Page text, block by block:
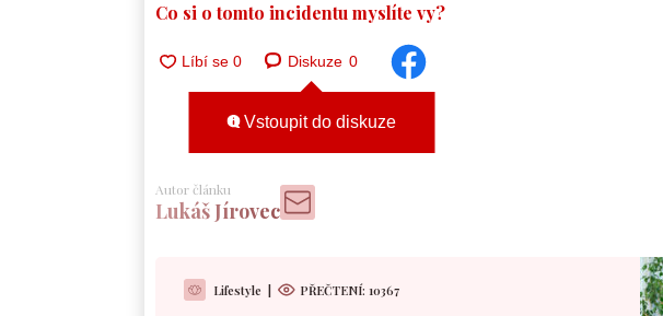
Co si o tomto incidentu myslíte vy?
Diskuze 0
Vstoupit do diskuze
Autor článku
Lukáš Jírovec
Lifestyle | PŘEČTENÍ: 10367